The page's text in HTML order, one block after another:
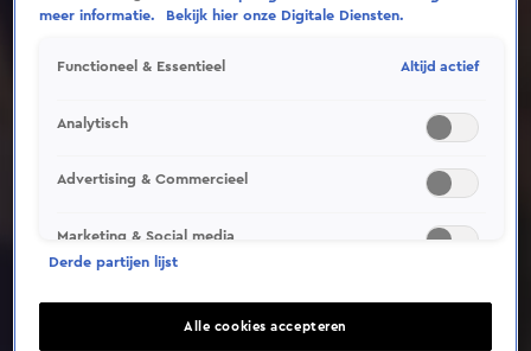
Deze video is niet beschikbaar op je huidige locatie
meer informatie.
Bekijk hier onze Digitale Diensten.
Functioneel & Essentieel Altijd actief
Analytisch
Advertising & Commercieel
Marketing & Social media
Derde partijen lijst
Alle cookies accepteren